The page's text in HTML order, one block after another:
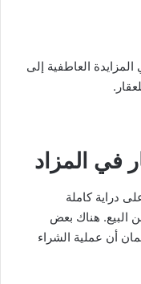
العاطفية إلى
في المزاد
دراية كاملة
البيع. هناك بعض
أن عملية الشراء